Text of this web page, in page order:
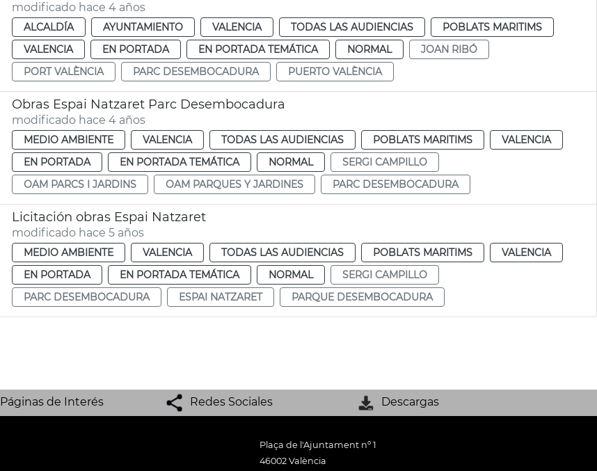
modificado hace 4 años
ALCALDÍA AYUNTAMIENTO VALENCIA TODAS LAS AUDIENCIAS
POBLATS MARITIMS
VALENCIA
EN PORTADA EN PORTADA TEMÁTICA NORMAL
JOAN RIBÓ
PORT VALÈNCIA
PARC DESEMBOCADURA PUERTO VALÈNCIA
Obras Espai Natzaret Parc Desembocadura
modificado hace 4 años
MEDIO AMBIENTE VALENCIA TODAS LAS AUDIENCIAS POBLATS MARITIMS
VALENCIA
EN PORTADA
EN PORTADA TEMÁTICA NORMAL
SERGI CAMPILLO
OAM PARCS I JARDINS
OAM PARQUES Y JARDINES PARC DESEMBOCADURA
Licitación obras Espai Natzaret
modificado hace 5 años
MEDIO AMBIENTE VALENCIA TODAS LAS AUDIENCIAS POBLATS MARITIMS
VALENCIA
EN PORTADA
EN PORTADA TEMÁTICA NORMAL
SERGI CAMPILLO
PARC DESEMBOCADURA
ESPAI NATZARET PARQUE DESEMBOCADURA
Páginas de Interés Redes Sociales Descargas
Plaça de l'Ajuntament nº 1
46002 València